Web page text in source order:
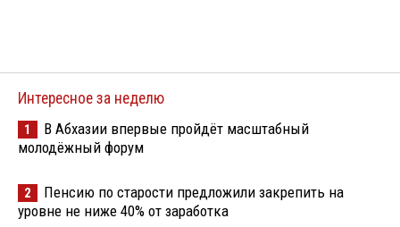
Интересное за неделю
1
В Абхазии впервые пройдёт масштабный
молодёжный форум
2
Пенсию по старости предложили закрепить на
уровне не ниже 40% от заработка